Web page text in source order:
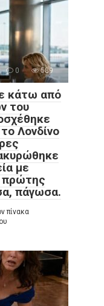
0 589
κάτω από
του
Λονδίνο
με
πρώτης
πάγωσα.
πίνακα